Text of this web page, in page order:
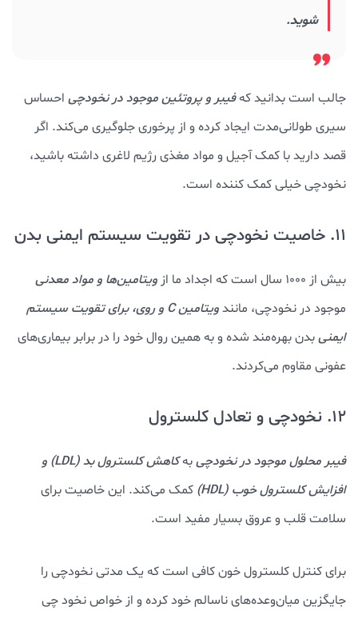
شوید.
جالب است بدانید کهفیبر و پروتئین موجود در نخودچی احساس
سیری طولانی‌مدت ایجاد کرده و از پرخوری جلوگیری می‌کند. اگر
قصد دارید با کمک آجیل و مواد مغذی رژیم لاغری داشته باشید،
نخودچی خیلی کمک کننده است.
11. خاصیت نخودچی در تقویت سیستم ایمنی بدن
بیش از 1000 سال است که اجداد ما از
ویتامین‌ها و مواد معدنی
موجود در نخودچی، مانند
ویتامین C و روی، برای تقویت سیستم
ایمنیبدن بهره‌مند شده و به همین روال خود را در برابر بیماری‌های
عفونی مقاوم می‌کردند.
12. نخودچی و تعادل کلسترول
فیبر محلول موجود در نخودچیبه
کاهش کلسترول بد (LDL) و
افزایش کلسترول خوب (HDL)
کمک می‌کند. این خاصیت برای
سلامت قلب و عروق بسیار مفید است.
برای کنترل کلسترول خون کافی است که یک مدتی نخودچی را
جایگزین میان‌وعده‌های ناسالم خود کرده و از خواص نخود چی